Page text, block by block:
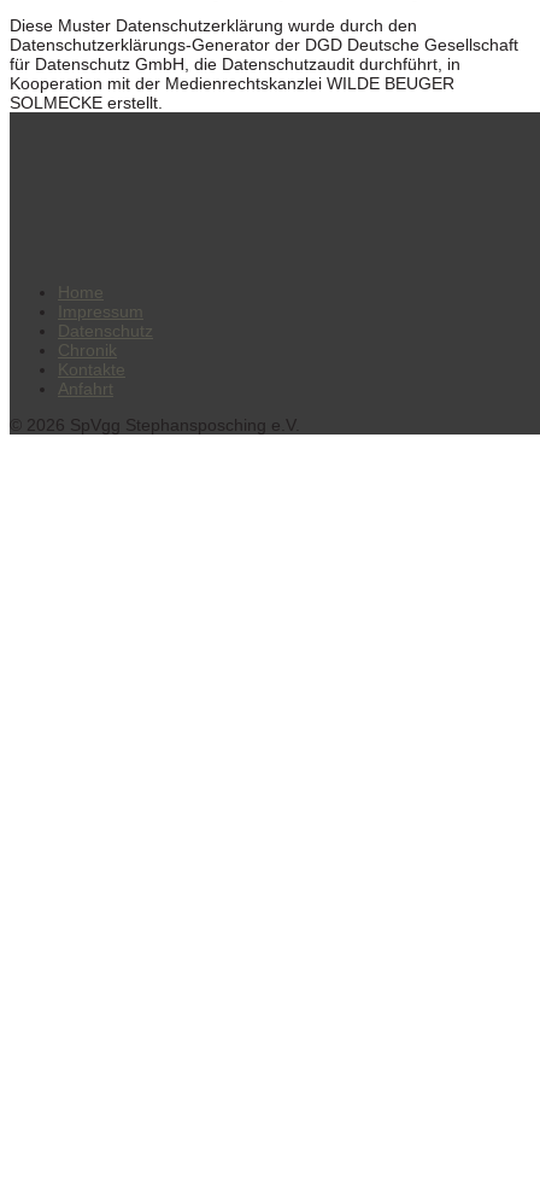
Diese Muster Datenschutzerklärung wurde durch den
Datenschutzerklärungs-Generator der DGD Deutsche Gesellschaft
für Datenschutz GmbH, die Datenschutzaudit durchführt, in
Kooperation mit der Medienrechtskanzlei WILDE BEUGER
SOLMECKE erstellt.
Home
Impressum
Datenschutz
Chronik
Kontakte
Anfahrt
© 2026 SpVgg Stephansposching e.V.